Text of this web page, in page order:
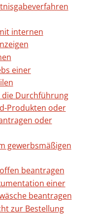
internen
einer
die Durchführung
Produkten oder
oder
gewerbsmäßigen
beantragen
einer
beantragen
zur Bestellung